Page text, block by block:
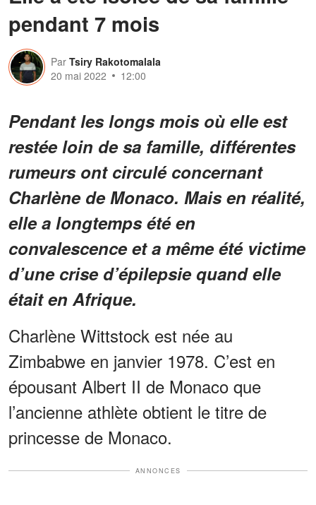
pendant 7 mois
Par Tsiry Rakotomalala
20 mai 2022
12:00
Pendant les longs mois où elle est
restée loin de sa famille, différentes
rumeurs ont circulé concernant
Charlène de Monaco. Mais en réalité,
elle a longtemps été en
convalescence et a même été victime
d’une crise d’épilepsie quand elle
était en Afrique.
Charlène Wittstock est née au
Zimbabwe en janvier 1978. C’est en
épousant Albert II de Monaco que
l’ancienne athlète obtient le titre de
princesse de Monaco.
ANNONCES